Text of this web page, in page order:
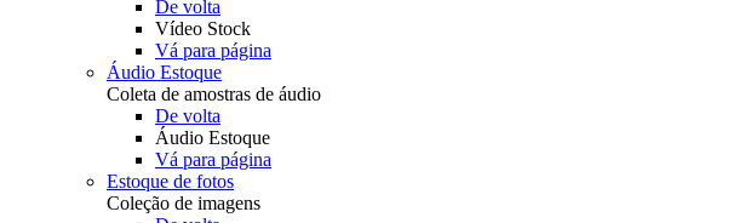
De volta
Vídeo Stock
Vá para página
Áudio Estoque
Coleta de amostras de áudio
De volta
Áudio Estoque
Vá para página
Estoque de fotos
Coleção de imagens